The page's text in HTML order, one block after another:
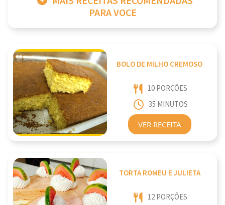
PARA VOCE
BOLO DE MILHO CREMOSO
10 PORÇÕES
35 MINUTOS
VER RECEITA
TORTA ROMEU E JULIETA
12 PORÇÕES